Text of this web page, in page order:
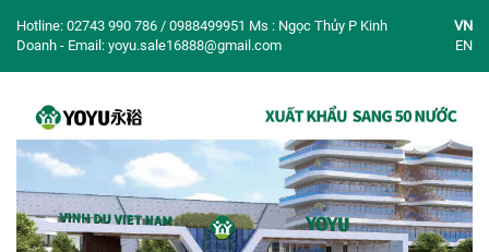
Hotline: 02743 990 786 / 0988499951 Ms : Ngọc Thủy P Kinh
Doanh - Email: yoyu.sale16888@gmail.com
VN
EN